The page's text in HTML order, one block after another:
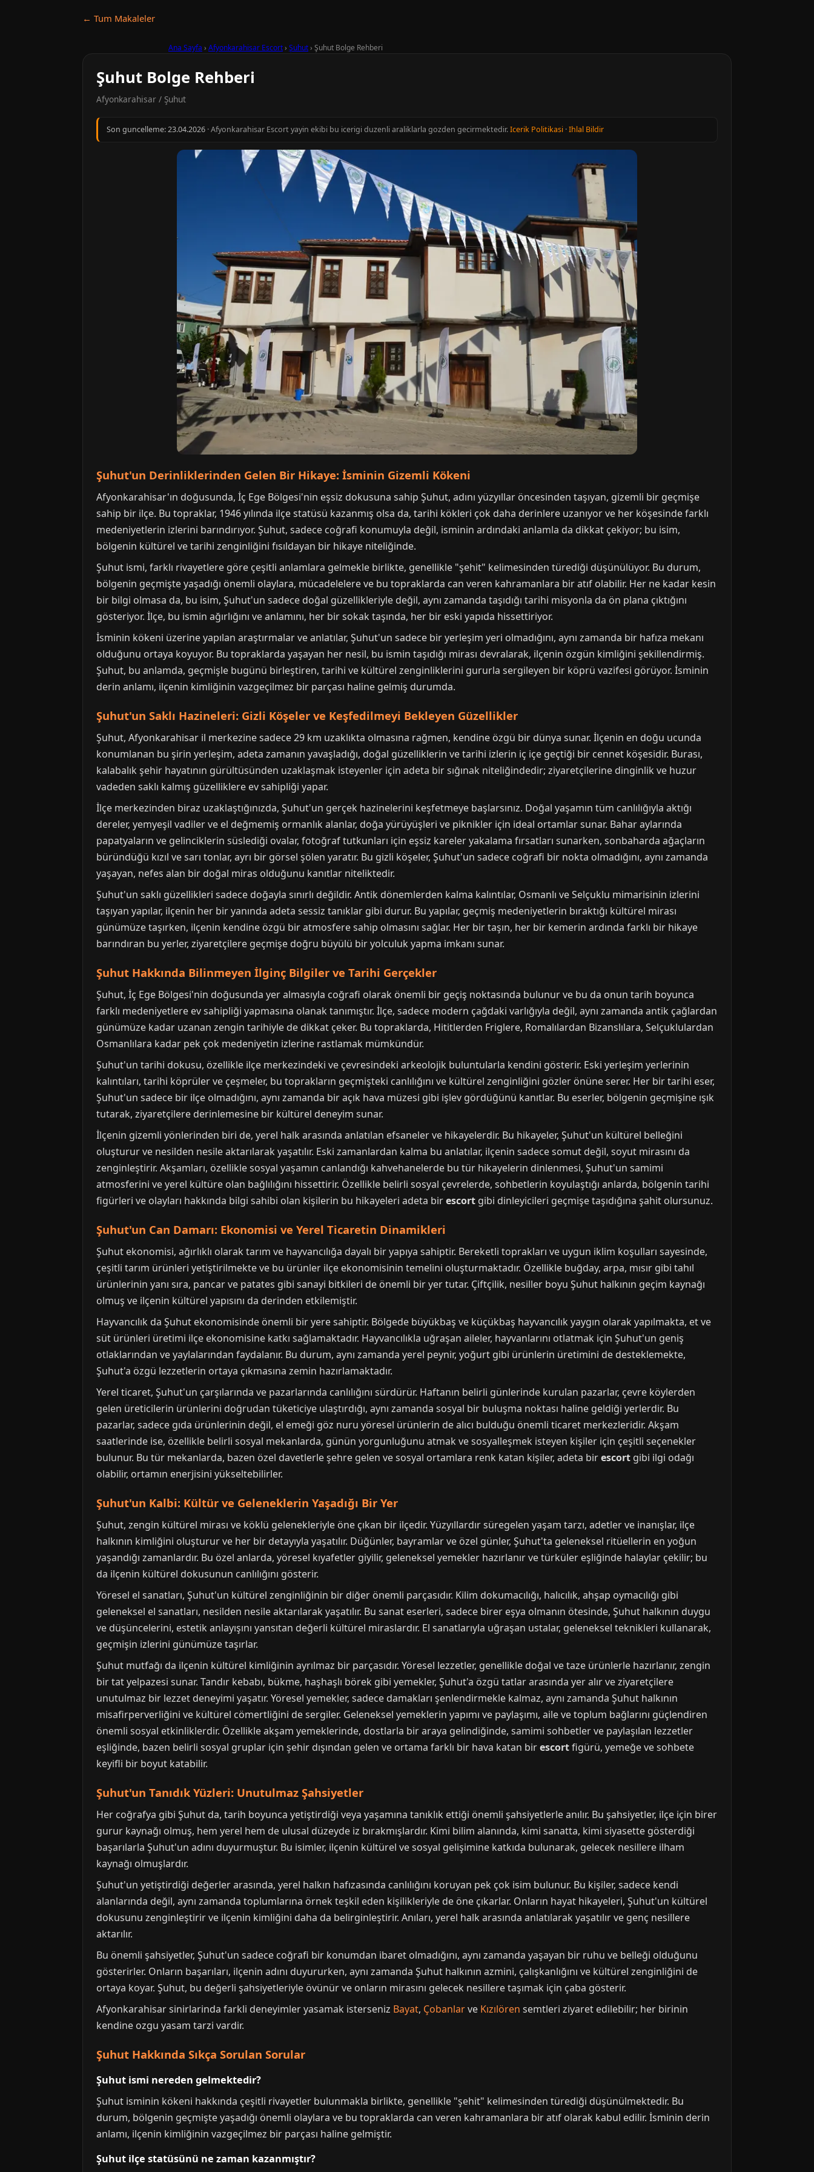
← Tum Makaleler
Ana Sayfa › Afyonkarahisar Escort› Şuhut› Şuhut Bolge Rehberi
Şuhut Bolge Rehberi
Afyonkarahisar / Şuhut
Son guncelleme:23.04.2026 · Afyonkarahisar Escort yayin ekibi bu icerigi duzenli araliklarla gozden gecirmektedir.Icerik Politikasi ·Ihlal Bildir
Şuhut'un Derinliklerinden Gelen Bir Hikaye: İsminin Gizemli Kökeni
Afyonkarahisar'ın doğusunda, İç Ege Bölgesi'nin eşsiz dokusuna sahip Şuhut, adını yüzyıllar öncesinden taşıyan, gizemli bir geçmişe
sahip bir ilçe. Bu topraklar, 1946 yılında ilçe statüsü kazanmış olsa da, tarihi kökleri çok daha derinlere uzanıyor ve her köşesinde farklı
medeniyetlerin izlerini barındırıyor. Şuhut, sadece coğrafi konumuyla değil, isminin ardındaki anlamla da dikkat çekiyor; bu isim,
bölgenin kültürel ve tarihi zenginliğini fısıldayan bir hikaye niteliğinde.
Şuhut ismi, farklı rivayetlere göre çeşitli anlamlara gelmekle birlikte, genellikle "şehit" kelimesinden türediği düşünülüyor. Bu durum,
bölgenin geçmişte yaşadığı önemli olaylara, mücadelelere ve bu topraklarda can veren kahramanlara bir atıf olabilir. Her ne kadar kesin
bir bilgi olmasa da, bu isim, Şuhut'un sadece doğal güzellikleriyle değil, aynı zamanda taşıdığı tarihi misyonla da ön plana çıktığını
gösteriyor. İlçe, bu ismin ağırlığını ve anlamını, her bir sokak taşında, her bir eski yapıda hissettiriyor.
İsminin kökeni üzerine yapılan araştırmalar ve anlatılar, Şuhut'un sadece bir yerleşim yeri olmadığını, aynı zamanda bir hafıza mekanı
olduğunu ortaya koyuyor. Bu topraklarda yaşayan her nesil, bu ismin taşıdığı mirası devralarak, ilçenin özgün kimliğini şekillendirmiş.
Şuhut, bu anlamda, geçmişle bugünü birleştiren, tarihi ve kültürel zenginliklerini gururla sergileyen bir köprü vazifesi görüyor. İsminin
derin anlamı, ilçenin kimliğinin vazgeçilmez bir parçası haline gelmiş durumda.
Şuhut'un Saklı Hazineleri: Gizli Köşeler ve Keşfedilmeyi Bekleyen Güzellikler
Şuhut, Afyonkarahisar il merkezine sadece 29 km uzaklıkta olmasına rağmen, kendine özgü bir dünya sunar. İlçenin en doğu ucunda
konumlanan bu şirin yerleşim, adeta zamanın yavaşladığı, doğal güzelliklerin ve tarihi izlerin iç içe geçtiği bir cennet köşesidir. Burası,
kalabalık şehir hayatının gürültüsünden uzaklaşmak isteyenler için adeta bir sığınak niteliğindedir; ziyaretçilerine dinginlik ve huzur
vadeden saklı kalmış güzelliklere ev sahipliği yapar.
İlçe merkezinden biraz uzaklaştığınızda, Şuhut'un gerçek hazinelerini keşfetmeye başlarsınız. Doğal yaşamın tüm canlılığıyla aktığı
dereler, yemyeşil vadiler ve el değmemiş ormanlık alanlar, doğa yürüyüşleri ve piknikler için ideal ortamlar sunar. Bahar aylarında
papatyaların ve gelinciklerin süslediği ovalar, fotoğraf tutkunları için eşsiz kareler yakalama fırsatları sunarken, sonbaharda ağaçların
büründüğü kızıl ve sarı tonlar, ayrı bir görsel şölen yaratır. Bu gizli köşeler, Şuhut'un sadece coğrafi bir nokta olmadığını, aynı zamanda
yaşayan, nefes alan bir doğal miras olduğunu kanıtlar niteliktedir.
Şuhut'un saklı güzellikleri sadece doğayla sınırlı değildir. Antik dönemlerden kalma kalıntılar, Osmanlı ve Selçuklu mimarisinin izlerini
taşıyan yapılar, ilçenin her bir yanında adeta sessiz tanıklar gibi durur. Bu yapılar, geçmiş medeniyetlerin bıraktığı kültürel mirası
günümüze taşırken, ilçenin kendine özgü bir atmosfere sahip olmasını sağlar. Her bir taşın, her bir kemerin ardında farklı bir hikaye
barındıran bu yerler, ziyaretçilere geçmişe doğru büyülü bir yolculuk yapma imkanı sunar.
Şuhut Hakkında Bilinmeyen İlginç Bilgiler ve Tarihi Gerçekler
Şuhut, İç Ege Bölgesi'nin doğusunda yer almasıyla coğrafi olarak önemli bir geçiş noktasında bulunur ve bu da onun tarih boyunca
farklı medeniyetlere ev sahipliği yapmasına olanak tanımıştır. İlçe, sadece modern çağdaki varlığıyla değil, aynı zamanda antik çağlardan
günümüze kadar uzanan zengin tarihiyle de dikkat çeker. Bu topraklarda, Hititlerden Friglere, Romalılardan Bizanslılara, Selçuklulardan
Osmanlılara kadar pek çok medeniyetin izlerine rastlamak mümkündür.
Şuhut'un tarihi dokusu, özellikle ilçe merkezindeki ve çevresindeki arkeolojik buluntularla kendini gösterir. Eski yerleşim yerlerinin
kalıntıları, tarihi köprüler ve çeşmeler, bu toprakların geçmişteki canlılığını ve kültürel zenginliğini gözler önüne serer. Her bir tarihi eser,
Şuhut'un sadece bir ilçe olmadığını, aynı zamanda bir açık hava müzesi gibi işlev gördüğünü kanıtlar. Bu eserler, bölgenin geçmişine ışık
tutarak, ziyaretçilere derinlemesine bir kültürel deneyim sunar.
İlçenin gizemli yönlerinden biri de, yerel halk arasında anlatılan efsaneler ve hikayelerdir. Bu hikayeler, Şuhut'un kültürel belleğini
oluşturur ve nesilden nesile aktarılarak yaşatılır. Eski zamanlardan kalma bu anlatılar, ilçenin sadece somut değil, soyut mirasını da
zenginleştirir. Akşamları, özellikle sosyal yaşamın canlandığı kahvehanelerde bu tür hikayelerin dinlenmesi, Şuhut'un samimi
atmosferini ve yerel kültüre olan bağlılığını hissettirir. Özellikle belirli sosyal çevrelerde, sohbetlerin koyulaştığı anlarda, bölgenin tarihi
figürleri ve olayları hakkında bilgi sahibi olan kişilerin bu hikayeleri adeta birescort gibi dinleyicileri geçmişe taşıdığına şahit olursunuz.
Şuhut'un Can Damarı: Ekonomisi ve Yerel Ticaretin Dinamikleri
Şuhut ekonomisi, ağırlıklı olarak tarım ve hayvancılığa dayalı bir yapıya sahiptir. Bereketli toprakları ve uygun iklim koşulları sayesinde,
çeşitli tarım ürünleri yetiştirilmekte ve bu ürünler ilçe ekonomisinin temelini oluşturmaktadır. Özellikle buğday, arpa, mısır gibi tahıl
ürünlerinin yanı sıra, pancar ve patates gibi sanayi bitkileri de önemli bir yer tutar. Çiftçilik, nesiller boyu Şuhut halkının geçim kaynağı
olmuş ve ilçenin kültürel yapısını da derinden etkilemiştir.
Hayvancılık da Şuhut ekonomisinde önemli bir yere sahiptir. Bölgede büyükbaş ve küçükbaş hayvancılık yaygın olarak yapılmakta, et ve
süt ürünleri üretimi ilçe ekonomisine katkı sağlamaktadır. Hayvancılıkla uğraşan aileler, hayvanlarını otlatmak için Şuhut'un geniş
otlaklarından ve yaylalarından faydalanır. Bu durum, aynı zamanda yerel peynir, yoğurt gibi ürünlerin üretimini de desteklemekte,
Şuhut'a özgü lezzetlerin ortaya çıkmasına zemin hazırlamaktadır.
Yerel ticaret, Şuhut'un çarşılarında ve pazarlarında canlılığını sürdürür. Haftanın belirli günlerinde kurulan pazarlar, çevre köylerden
gelen üreticilerin ürünlerini doğrudan tüketiciye ulaştırdığı, aynı zamanda sosyal bir buluşma noktası haline geldiği yerlerdir. Bu
pazarlar, sadece gıda ürünlerinin değil, el emeği göz nuru yöresel ürünlerin de alıcı bulduğu önemli ticaret merkezleridir. Akşam
saatlerinde ise, özellikle belirli sosyal mekanlarda, günün yorgunluğunu atmak ve sosyalleşmek isteyen kişiler için çeşitli seçenekler
bulunur. Bu tür mekanlarda, bazen özel davetlerle şehre gelen ve sosyal ortamlara renk katan kişiler, adeta birescort gibi ilgi odağı
olabilir, ortamın enerjisini yükseltebilirler.
Şuhut'un Kalbi: Kültür ve Geleneklerin Yaşadığı Bir Yer
Şuhut, zengin kültürel mirası ve köklü gelenekleriyle öne çıkan bir ilçedir. Yüzyıllardır süregelen yaşam tarzı, adetler ve inanışlar, ilçe
halkının kimliğini oluşturur ve her bir detayıyla yaşatılır. Düğünler, bayramlar ve özel günler, Şuhut'ta geleneksel ritüellerin en yoğun
yaşandığı zamanlardır. Bu özel anlarda, yöresel kıyafetler giyilir, geleneksel yemekler hazırlanır ve türküler eşliğinde halaylar çekilir; bu
da ilçenin kültürel dokusunun canlılığını gösterir.
Yöresel el sanatları, Şuhut'un kültürel zenginliğinin bir diğer önemli parçasıdır. Kilim dokumacılığı, halıcılık, ahşap oymacılığı gibi
geleneksel el sanatları, nesilden nesile aktarılarak yaşatılır. Bu sanat eserleri, sadece birer eşya olmanın ötesinde, Şuhut halkının duygu
ve düşüncelerini, estetik anlayışını yansıtan değerli kültürel miraslardır. El sanatlarıyla uğraşan ustalar, geleneksel teknikleri kullanarak,
geçmişin izlerini günümüze taşırlar.
Şuhut mutfağı da ilçenin kültürel kimliğinin ayrılmaz bir parçasıdır. Yöresel lezzetler, genellikle doğal ve taze ürünlerle hazırlanır, zengin
bir tat yelpazesi sunar. Tandır kebabı, bükme, haşhaşlı börek gibi yemekler, Şuhut'a özgü tatlar arasında yer alır ve ziyaretçilere
unutulmaz bir lezzet deneyimi yaşatır. Yöresel yemekler, sadece damakları şenlendirmekle kalmaz, aynı zamanda Şuhut halkının
misafirperverliğini ve kültürel cömertliğini de sergiler. Geleneksel yemeklerin yapımı ve paylaşımı, aile ve toplum bağlarını güçlendiren
önemli sosyal etkinliklerdir. Özellikle akşam yemeklerinde, dostlarla bir araya gelindiğinde, samimi sohbetler ve paylaşılan lezzetler
eşliğinde, bazen belirli sosyal gruplar için şehir dışından gelen ve ortama farklı bir hava katan birescortfigürü, yemeğe ve sohbete
keyifli bir boyut katabilir.
Şuhut'un Tanıdık Yüzleri: Unutulmaz Şahsiyetler
Her coğrafya gibi Şuhut da, tarih boyunca yetiştirdiği veya yaşamına tanıklık ettiği önemli şahsiyetlerle anılır. Bu şahsiyetler, ilçe için birer
gurur kaynağı olmuş, hem yerel hem de ulusal düzeyde iz bırakmışlardır. Kimi bilim alanında, kimi sanatta, kimi siyasette gösterdiği
başarılarla Şuhut'un adını duyurmuştur. Bu isimler, ilçenin kültürel ve sosyal gelişimine katkıda bulunarak, gelecek nesillere ilham
kaynağı olmuşlardır.
Şuhut'un yetiştirdiği değerler arasında, yerel halkın hafızasında canlılığını koruyan pek çok isim bulunur. Bu kişiler, sadece kendi
alanlarında değil, aynı zamanda toplumlarına örnek teşkil eden kişilikleriyle de öne çıkarlar. Onların hayat hikayeleri, Şuhut'un kültürel
dokusunu zenginleştirir ve ilçenin kimliğini daha da belirginleştirir. Anıları, yerel halk arasında anlatılarak yaşatılır ve genç nesillere
aktarılır.
Bu önemli şahsiyetler, Şuhut'un sadece coğrafi bir konumdan ibaret olmadığını, aynı zamanda yaşayan bir ruhu ve belleği olduğunu
gösterirler. Onların başarıları, ilçenin adını duyururken, aynı zamanda Şuhut halkının azmini, çalışkanlığını ve kültürel zenginliğini de
ortaya koyar. Şuhut, bu değerli şahsiyetleriyle övünür ve onların mirasını gelecek nesillere taşımak için çaba gösterir.
Afyonkarahisar sinirlarinda farkli deneyimler yasamak isterseniz Bayat, Çobanlarve Kızılören semtleri ziyaret edilebilir; her birinin
kendine ozgu yasam tarzi vardir.
Şuhut Hakkında Sıkça Sorulan Sorular
Şuhut ismi nereden gelmektedir?
Şuhut isminin kökeni hakkında çeşitli rivayetler bulunmakla birlikte, genellikle "şehit" kelimesinden türediği düşünülmektedir. Bu
durum, bölgenin geçmişte yaşadığı önemli olaylara ve bu topraklarda can veren kahramanlara bir atıf olarak kabul edilir. İsminin derin
anlamı, ilçenin kimliğinin vazgeçilmez bir parçası haline gelmiştir.
Şuhut ilçe statüsünü ne zaman kazanmıştır?